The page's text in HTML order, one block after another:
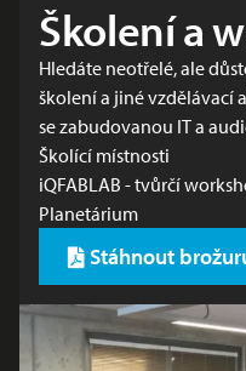
Školení a
Hledáte neotřelé, ale
školení a jiné vzdělávací
se zabudovanou IT a
Školící místnosti
iQFABLAB - tvůrčí
Planetárium
Stáhnout